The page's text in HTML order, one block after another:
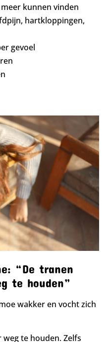
kunnen vinden
hartkloppingen,
gevoel
“De tranen
te houden”
wakker en vocht zich
te houden. Zelfs